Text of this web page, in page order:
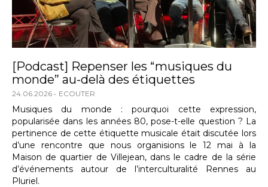
[Podcast] Repenser les “musiques du
monde” au-delà des étiquettes
24.06.2026 ECOUTER
Musiques du monde : pourquoi cette expression,
popularisée dans les années 80, pose-t-elle question ? La
pertinence de cette étiquette musicale était discutée lors
d’une rencontre que nous organisions le 12 mai à la
Maison de quartier de Villejean, dans le cadre de la série
d’événements autour de l’interculturalité Rennes au
Pluriel.